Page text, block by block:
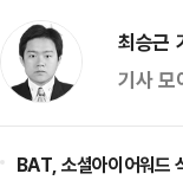
최승
기사 모
BAT, 소셜아이어워드